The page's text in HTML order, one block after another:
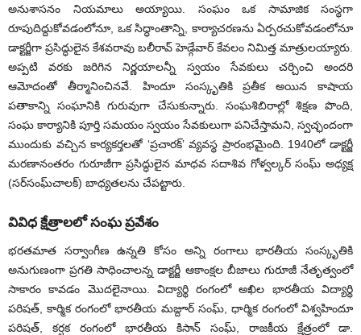
అనుశాసనం నియమాలు అయ్యాయి. సంఘం ఒక సామాజిక సంస్థగా
రూపుదిద్దుకోవడంలోనూ, ఒక సిద్ధాంతాన్ని, కార్యాచరణను ఏర్పరచుకోవడంలోనూ
డాక్టర్జీగా ప్రసిద్ధులైన కేశవరావు బలీరావ్‌ హెడ్గేవార్‌ కేవలం నిమిత్త మాత్రులయ్యారు.
అప్పటి వరకు జరిగిన నిర్ణయాలన్నీ స్వయం సేవకులు చర్చించి అందరి
ఆమోదంతో తీర్మానించినవే. హిందూ సంస్కృతికి ప్రతీక అయిన కాషాయ
పతాకాన్ని సంఘానికి గురువుగా చేసుకున్నారు. సంఘశిబిరాల్లో శిక్షణ పొంది,
సంఘ కార్యానికి పూర్తి సమయం స్వయం సేవకులుగా పనిచేస్తామని, స్వచ్ఛందంగా
ముందుకు వచ్చిన కార్యకర్తలతో ‘ప్రచారక్‌’ వ్యవస్థ ప్రారంభమైంది. 1940లో డాక్టర్జీ
మరణానంతరం గురూజీగా ప్రసిద్ధులైన మాధవ సదాశివ గోళ్వల్కర్‌ సంఘ్‌ అధ్యక్ష
(సర్‌సంఘ్‌చాలక్‌) బాధ్యతలను చేపట్టారు.
వివిధ క్షేత్రాలలో సంఘ ప్రవేశం
భరతమాత సర్వాంగీణ ఉన్నతి కోసం అన్ని రంగాలు భారతీయ సంస్కృతికి
అనుగుణంగా ప్రగతి సాధించాలన్న డాక్టర్జీ ఆకాంక్షల బీజాలు గురూజీ నేతృత్వంలో
సాకారం కావడం మొదలైనాయి. విద్యార్థి రంగంలో అఖిల భారతీయ విద్యార్థి
పరిషత్, కార్మిక రంగంలో భారతీయ మజ్దూర్‌ సంఘ్, ధార్మిక రంగంలో విశ్వహిందూ
పరిషత్, కర్షక రంగంలో భారతీయ కిసాన్‌ సంఘ్, రాజకీయ క్షేత్రంలో డా.